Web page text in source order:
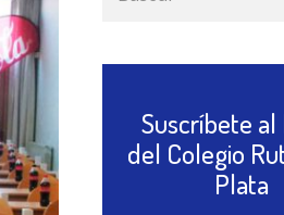
Suscríbete al
del Colegio
Plata